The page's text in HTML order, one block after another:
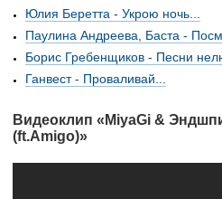
Юлия Беретта - Укрою ночь...
Паулина Андреева, Баста -
Борис Гребенщиков - Песни
Ганвест - Проваливай...
Видеоклип «MiyaGi &
(ft.Amigo)»